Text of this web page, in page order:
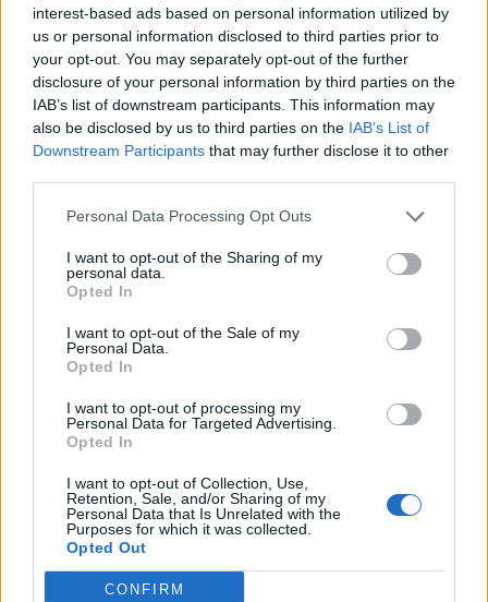
interest-based ads based on personal information utilized by
us or personal information disclosed to third parties prior to
your opt-out. You may separately opt-out of the further
disclosure of your personal information by third parties on the
IAB’s list of downstream participants. This information may
also be disclosed by us to third parties on the IAB’s List of
Downstream Participants that may further disclose it to other
Personal Data Processing Opt Outs
I want to opt-out of the Sharing of my
personal data.
Opted In
I want to opt-out of the Sale of my
Personal Data.
Opted In
I want to opt-out of processing my
Personal Data for Targeted Advertising.
Opted In
I want to opt-out of Collection, Use,
Retention, Sale, and/or Sharing of my
Personal Data that Is Unrelated with the
Purposes for which it was collected.
Opted Out
CONFIRM
vuosina erittäin nopeasti, mutta sitä
Info
Tietosuojalauseke
Mediatiedot
RSS-ohje
Yhteistyössä
Jocka
Päivän Lehti
Lifestyle
Koti & Asuminen
Viihde
StaraTV
Autot
Elokuvat
Some
YouTube